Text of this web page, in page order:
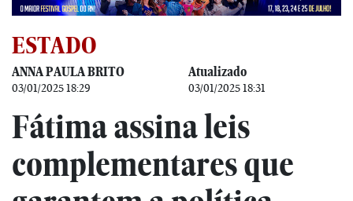
ESTADO
ANNA PAULA BRITO
03/01/2025 18:29
Atualizado
03/01/2025 18:31
Fátima assina leis
complementares que